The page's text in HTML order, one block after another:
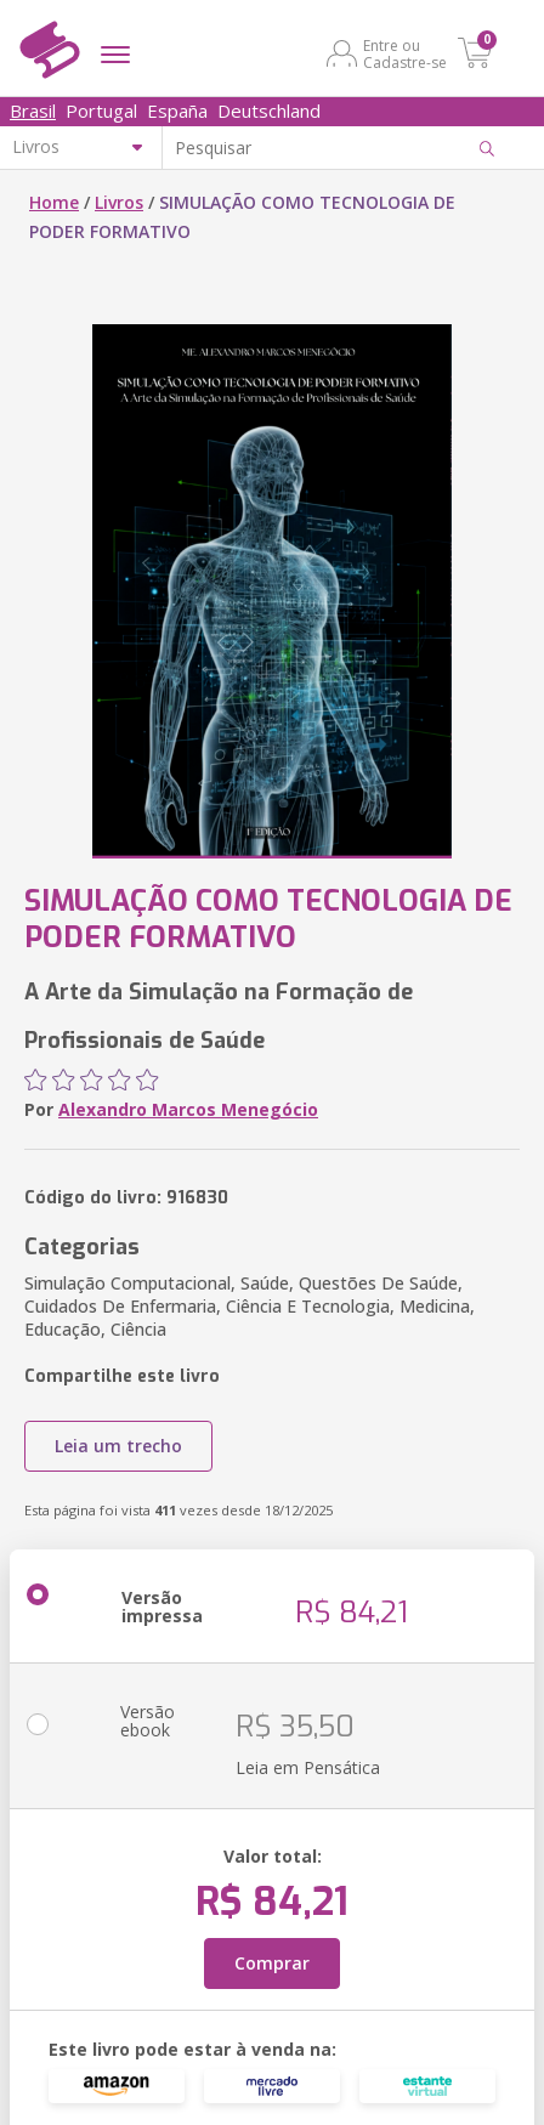
Entre ou
Cadastre-se
0
Brasil Portugal España Deutschland
Home / Livros / SIMULAÇÃO COMO TECNOLOGIA DE
PODER FORMATIVO
SIMULAÇÃO COMO TECNOLOGIA DE
PODER FORMATIVO
A Arte da Simulação na Formação de
Profissionais de Saúde
Por Alexandro Marcos Menegócio
Código do livro: 916830
Categorias
Simulação Computacional, Saúde, Questões De Saúde,
Cuidados De Enfermaria, Ciência E Tecnologia, Medicina,
Educação, Ciência
Compartilhe este livro
Leia um trecho
Esta página foi vista 411 vezes desde 18/12/2025
Versão
impressa R$ 84,21
Versão
ebook R$ 35,50
Leia em Pensática
Valor total:
R$ 84,21
Comprar
Este livro pode estar à venda na: